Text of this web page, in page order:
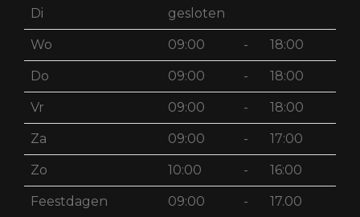
Di gesloten
Wo 09:00 - 18:00
Do 09:00 - 18:00
Vr 09:00 - 18:00
Za 09:00 - 17:00
Zo 10:00 - 16:00
Feestdagen 09:00 - 17.00